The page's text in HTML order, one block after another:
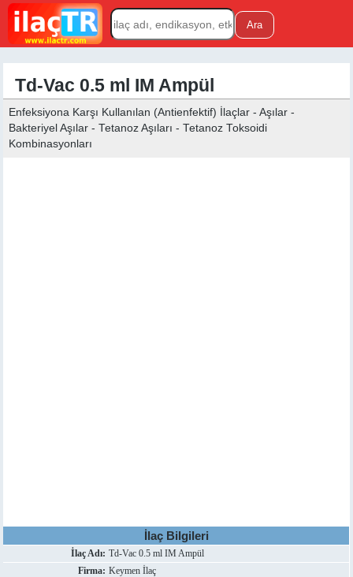
Td-Vac 0.5 ml IM Ampül
Enfeksiyona Karşı Kullanılan (Antienfektif) İlaçlar - Aşılar -
Bakteriyel Aşılar - Tetanoz Aşıları - Tetanoz Toksoidi
Kombinasyonları
İlaç Bilgileri
İlaç Adı: Td-Vac 0.5 ml IM Ampül
Firma: Keymen İlaç